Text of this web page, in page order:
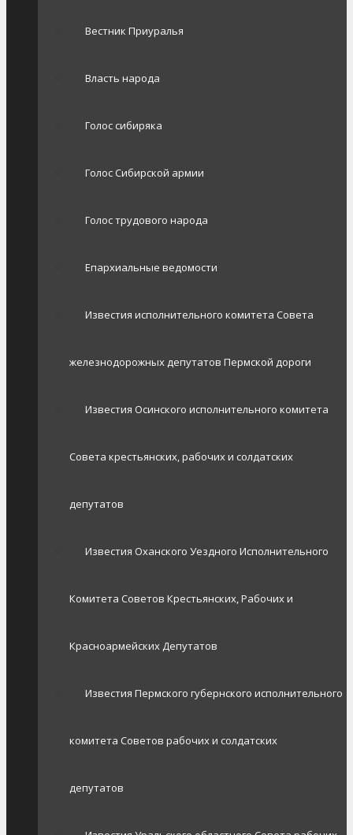
Вестник Приуралья
Власть народа
Голос сибиряка
Голос Сибирской армии
Голос трудового народа
Епархиальные ведомости
Известия исполнительного комитета Совета
железнодорожных депутатов Пермской дороги
Известия Осинского исполнительного комитета
Совета крестьянских, рабочих и солдатских
депутатов
Известия Оханского Уездного Исполнительного
Комитета Советов Крестьянских, Рабочих и
Красноармейских Депутатов
Известия Пермского губернского исполнительного
комитета Советов рабочих и солдатских
депутатов